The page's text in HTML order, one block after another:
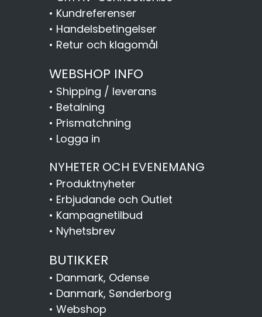
• Kundreferenser
• Handelsbetingelser
• Retur och klagomål
WEBSHOP INFO
• Shipping / leverans
• Betalning
• Prismatchning
• Logga in
NYHETER OCH EVENEMANG
• Produktnyheter
• Erbjudande och Outlet
• Kampagnetilbud
• Nyhetsbrev
BUTIKKER
• Danmark, Odense
• Danmark, Sønderborg
• Webshop